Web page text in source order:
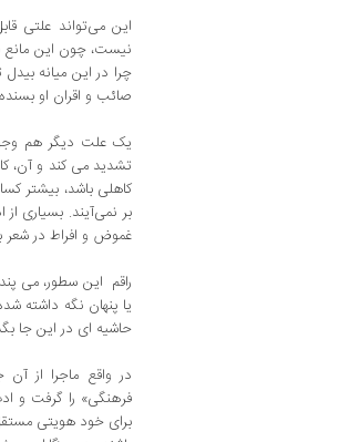
این می‌تواند علتی
نیست‌، چون این
چرا در این میانه
صائب و اقران او
یک علت دیگر هم
تشدید می‌ کند و آن‌،
کاهلی باشد، بیشتر
بر نمی‌آیند. بسیاری
غموض و افراط در شعر
راقم این سطور، می
یا پنهان نگه ‌داشته
حاشیه ‌ای در این جا
در واقع ماجرا از
فرهنگی» را گرفت و
برای خود هویتی